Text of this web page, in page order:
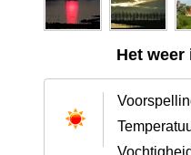
Het